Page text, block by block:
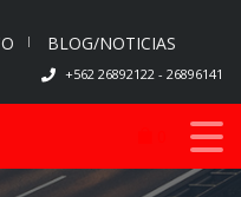
BLOG/NOTICIAS
+562 26892122 - 26896141